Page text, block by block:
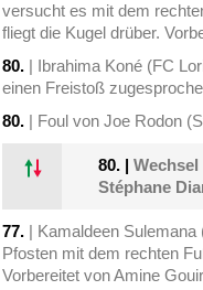
versucht es mit dem
fliegt die Kugel drüber.
80. | Ibrahima Koné (FC
einen Freistoß
80. | Foul von Joe Rodon
80. |
Stéphane
77. | Kamaldeen
Pfosten mit dem rechten
Vorbereitet von Amine